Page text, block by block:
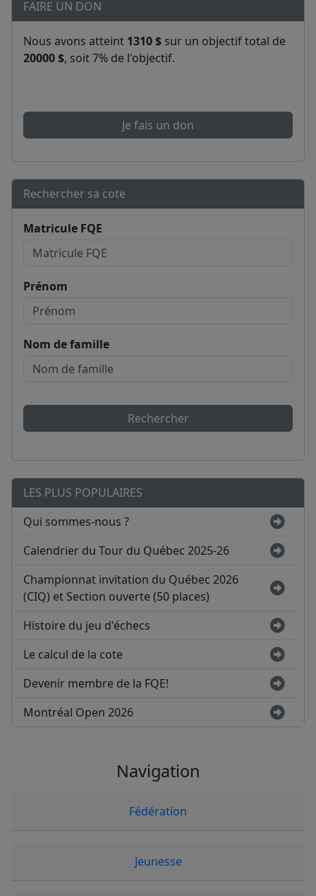
FAIRE UN DON
Nous avons atteint 1310 $ sur un objectif total de
20000 $, soit 7% de l'objectif.
Je fais un don
Rechercher sa cote
Matricule FQE
Prénom
Nom de famille
Rechercher
LES PLUS POPULAIRES
Qui sommes-nous ?
Calendrier du Tour du Québec 2025-26
Championnat invitation du Québec 2026
(CIQ) et Section ouverte (50 places)
Histoire du jeu d'échecs
Le calcul de la cote
Devenir membre de la FQE!
Montréal Open 2026
Navigation
Fédération
Jeunesse